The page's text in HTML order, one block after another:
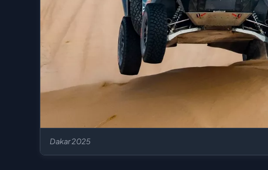
Dakar 2025